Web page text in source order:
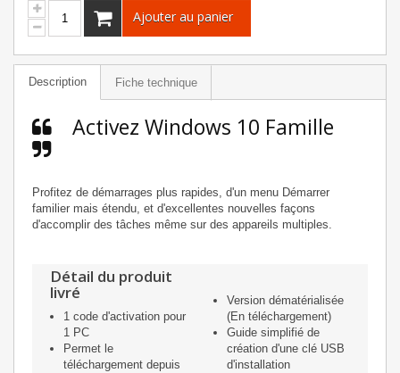
Ajouter au panier
Description Fiche technique
Activez Windows 10 Famille
Profitez de démarrages plus rapides, d'un menu Démarrer
familier mais étendu, et d'excellentes nouvelles façons
d'accomplir des tâches même sur des appareils multiples.
Détail du produit
livré
1 code d'activation pour
1 PC
Permet le
téléchargement depuis
Version dématérialisée
(En téléchargement)
Guide simplifié de
création d'une clé USB
d'installation